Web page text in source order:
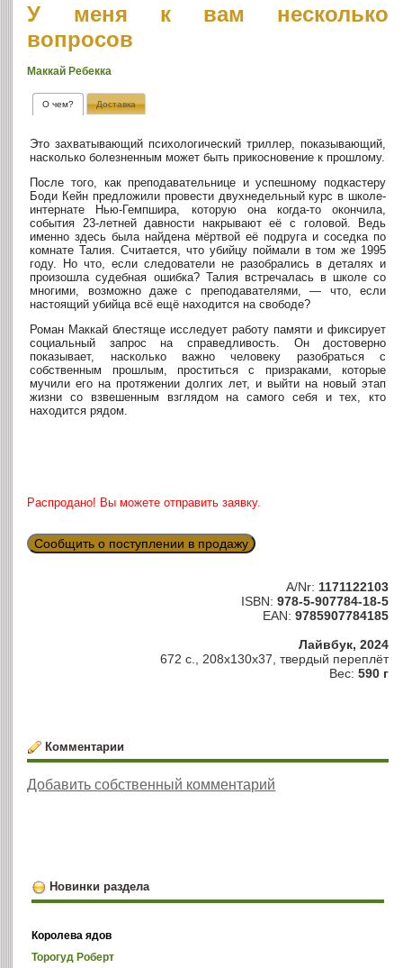
У меня к вам несколько
вопросов
Маккай Ребекка
О чем? Доставка
Это захватывающий психологический триллер, показывающий,
насколько болезненным может быть прикосновение к прошлому.
После того, как преподавательнице и успешному подкастеру
Боди Кейн предложили провести двухнедельный курс в школе-
интернате Нью-Гемпшира, которую она когда-то окончила,
события 23-летней давности накрывают её с головой. Ведь
именно здесь была найдена мёртвой её подруга и соседка по
комнате Талия. Считается, что убийцу поймали в том же 1995
году. Но что, если следователи не разобрались в деталях и
произошла судебная ошибка? Талия встречалась в школе со
многими, возможно даже с преподавателями, — что, если
настоящий убийца всё ещё находится на свободе?
Роман Маккай блестяще исследует работу памяти и фиксирует
социальный запрос на справедливость. Он достоверно
показывает, насколько важно человеку разобраться с
собственным прошлым, проститься с призраками, которые
мучили его на протяжении долгих лет, и выйти на новый этап
жизни со взвешенным взглядом на самого себя и тех, кто
находится рядом.
Распродано! Вы можете отправить заявку.
Сообщить о поступлении в продажу
A/Nr: 1171122103
ISBN: 978-5-907784-18-5
EAN: 9785907784185
Лайвбук, 2024
672 с., 208x130x37, твердый переплёт
Вес: 590 г
Комментарии
Добавить собственный комментарий
Новинки раздела
Королева ядов
Торогуд Роберт